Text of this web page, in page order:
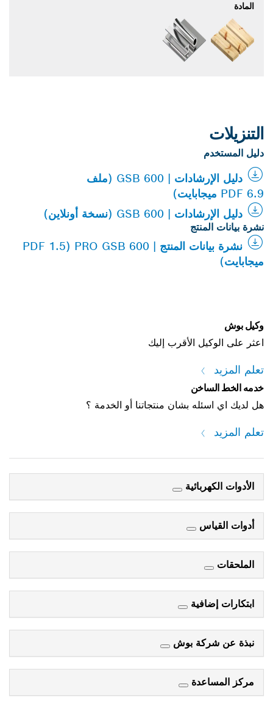
المادة
التنزيلات
دليل المستخدم
دليل الإرشادات | GSB 600 (ملف
PDF 6.9 ميجابايت)
دليل الإرشادات | GSB 600 (نسخة أونلاين)
نشرة بيانات المنتج
نشرة بيانات المنتج | PRO GSB 600 (PDF 1.5
ميجابايت)
وكيل بوش
اعثر على الوكيل الأقرب إليك
تعلم المزيد
خدمه الخط الساخن
هل لديك اي اسئله بشان منتجاتنا أو الخدمة ؟
تعلم المزيد
الأدوات الكهربائية
أدوات القياس
الملحقات
ابتكارات إضافية
نبذة عن شركة بوش
مركز المساعدة